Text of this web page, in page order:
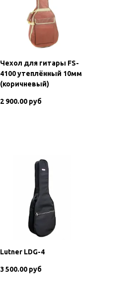
Чехол для гитары FS-
4100 утеплённый 10мм
(коричневый)
2 900.00 руб
Lutner LDG-4
3 500.00 руб